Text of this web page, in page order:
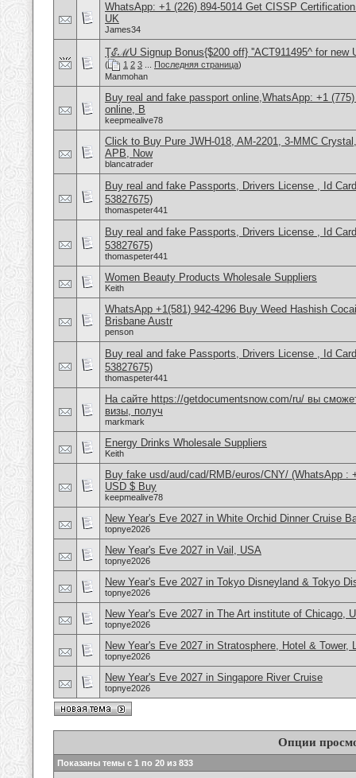
WhatsApp: +1 (226) 894-5014​ Get CISSP
UK
James34
ŢℰℳU Signup Bonus{$200 off} ''ACT911495^ for new
( 1 2 3 Последняя страница)
Manmohan
Buy real and fake passport online,WhatsApp: +1
online, B
keepmealive78
Click to Buy Pure JWH-018, AM-2201, 3-MMC
APB, Now
blancatrader
Buy real and fake Passports, Drivers License , Id
53827675)
thomaspeter441
Buy real and fake Passports, Drivers License , Id
53827675)
thomaspeter441
Women Beauty Products Wholesale Suppliers
Keith
WhatsApp +1(581) 942-4296 Buy Weed Hashish
Brisbane Austr
penson
Buy real and fake Passports, Drivers License , Id
53827675)
thomaspeter441
На сайте https://getdocumentsnow.com/ru/ вы
визы, получ
markmark
Energy Drinks Wholesale Suppliers
Keith
Buy fake usd/aud/cad/RMB/euros/CNY/ (WhatsApp :
USD $ Buy
keepmealive78
New Year's Eve 2027 in White Orchid Dinner Cruise
topnye2026
New Year's Eve 2027 in Vail, USA
topnye2026
New Year's Eve 2027 in Tokyo Disneyland & Tokyo
topnye2026
New Year's Eve 2027 in The Art institute of Chicago,
topnye2026
New Year's Eve 2027 in Stratosphere, Hotel & Tower,
topnye2026
New Year's Eve 2027 in Singapore River Cruise
topnye2026
Опции
Показаны темы с 1 по 20 из 833